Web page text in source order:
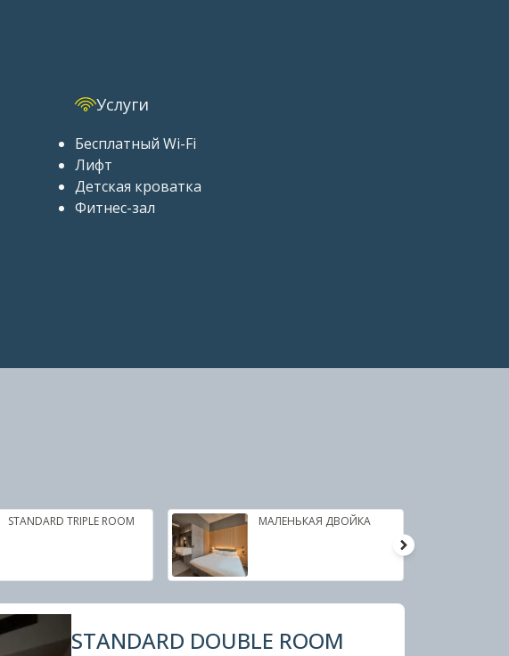
Услуги
Бесплатный Wi-Fi
Лифт
Детская кроватка
Фитнес-зал
STANDARD TRIPLE ROOM МАЛЕНЬКАЯ ДВОЙКА
STANDARD DOUBLE ROOM